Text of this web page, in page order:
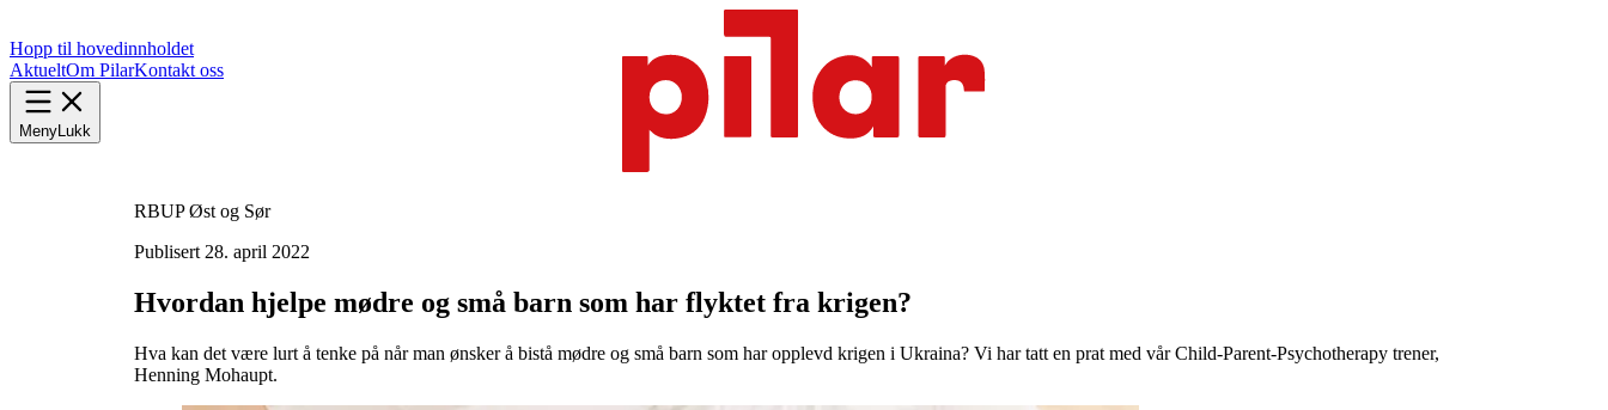
Hopp til hovedinnholdet
AktueltOm PilarKontakt oss
MenyLukk
RBUP Øst og Sør
Publisert 28. april 2022
Hvordan hjelpe mødre og små barn som har flyktet fra krigen?
Hva kan det være lurt å tenke på når man ønsker å bistå mødre og små barn som har opplevd krigen i Ukraina? Vi har tatt en prat med vår Child-Parent-Psychotherapy trener,
Henning Mohaupt.